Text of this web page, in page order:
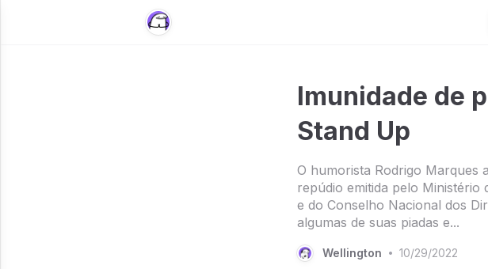
Imunidade de
Stand Up
O humorista Rodrigo Marques
repúdio emitida pelo Ministério
e do Conselho Nacional dos
algumas de suas piadas e...
Wellington • 10/29/2022